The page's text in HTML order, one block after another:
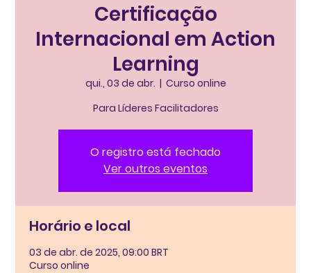
Certificação
Internacional em Action
Learning
qui., 03 de abr.
  |
Curso online
Para Líderes Facilitadores
O registro está fechado
Ver outros eventos
Horário e local
03 de abr. de 2025, 09:00 BRT
Curso online